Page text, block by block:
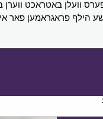
וועלן באטראכט ווערן
הילף פראגראמען פאר